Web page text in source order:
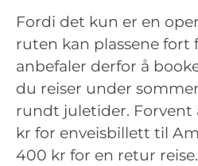
Fordi det kun er en
ruten kan plassene fort
anbefaler derfor å
du reiser under
rundt juletider. Forvent
kr for enveisbillett til
400 kr for en retur